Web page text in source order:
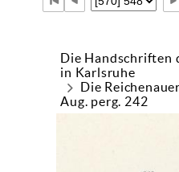
Die Handschriften
in Karlsruhe
Die
Aug. perg. 242